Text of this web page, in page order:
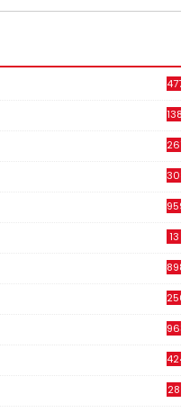
4771
1381
308
959
13
898
250
963
424
28